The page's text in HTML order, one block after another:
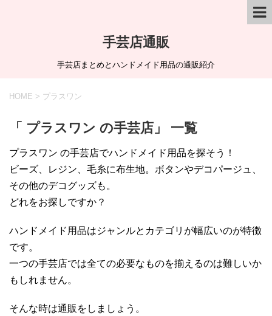
手芸店通販
手芸店まとめとハンドメイド用品の通販紹介
HOME > プラスワン
「 プラスワン の手芸店」 一覧
プラスワン の手芸店でハンドメイド用品を探そう！
ビーズ、レジン、毛糸に布生地。ボタンやデコパージュ、
その他のデコグッズも。
どれをお探しですか？
ハンドメイド用品はジャンルとカテゴリが幅広いのが特徴
です。
一つの手芸店では全ての必要なものを揃えるのは難しいか
もしれません。
そんな時は通販をしましょう。